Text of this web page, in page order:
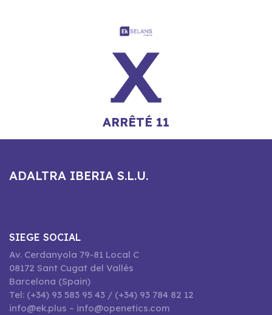
ARRÊTÉ 11
ADALTRA IBERIA S.L.U.
SIEGE SOCIAL
Av. Cerdanyola 79-81 Local C
08172 Sant Cugat del Vallès
Barcelona (Spain)
Tel: (+34) 93 583 95 43 / (+34) 93 784 82 12
info@ek.plus – info@openetics.com